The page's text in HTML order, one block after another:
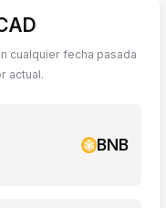
cualquier fecha pasada
actual.
BNB